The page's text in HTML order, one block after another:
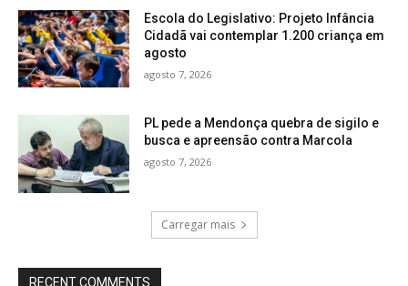
Escola do Legislativo: Projeto Infância
Cidadã vai contemplar 1.200 criança em
agosto
agosto 7, 2026
PL pede a Mendonça quebra de sigilo e
busca e apreensão contra Marcola
agosto 7, 2026
Carregar mais
RECENT COMMENTS